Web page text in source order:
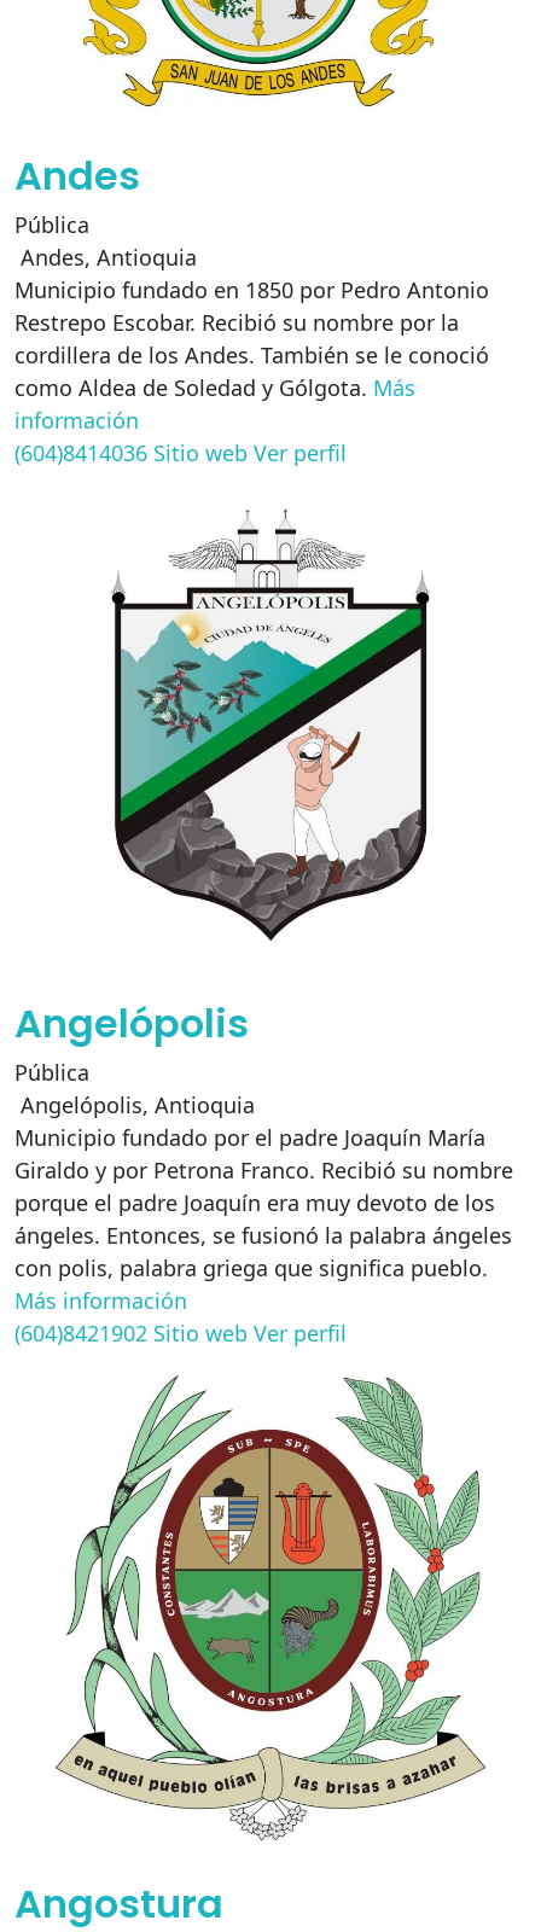
Andes
Pública
Andes, Antioquia
Municipio fundado en 1850 por Pedro Antonio
Restrepo Escobar. Recibió su nombre por la
cordillera de los Andes. También se le conoció
como Aldea de Soledad y Gólgota. Más
información
(604)8414036 Sitio web Ver perfil
Angelópolis
Pública
Angelópolis, Antioquia
Municipio fundado por el padre Joaquín María
Giraldo y por Petrona Franco. Recibió su nombre
porque el padre Joaquín era muy devoto de los
ángeles. Entonces, se fusionó la palabra ángeles
con polis, palabra griega que significa pueblo.
Más información
(604)8421902 Sitio web Ver perfil
Angostura